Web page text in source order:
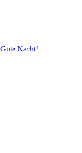
Nacht!